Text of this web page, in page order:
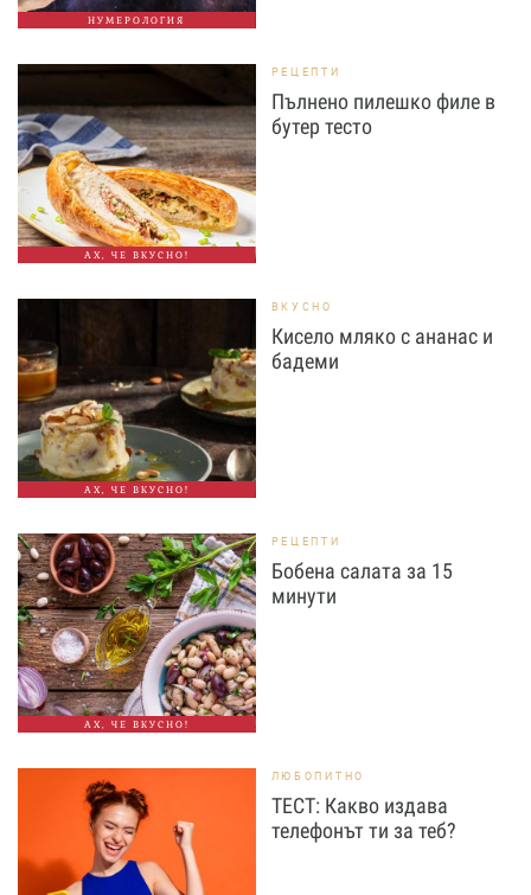
НУМЕРОЛОГИЯ
АХ, ЧЕ ВКУСНО!
РЕЦЕПТИ
Пълнено пилешко филе в
бутер тесто
АХ, ЧЕ ВКУСНО!
ВКУСНО
Кисело мляко с ананас и
бадеми
АХ, ЧЕ ВКУСНО!
РЕЦЕПТИ
Бобена салата за 15
минути
ЛЮБОПИТНО
ТЕСТ: Какво издава
телефонът ти за теб?